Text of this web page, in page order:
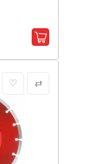
Добавить в
♡ ⇄